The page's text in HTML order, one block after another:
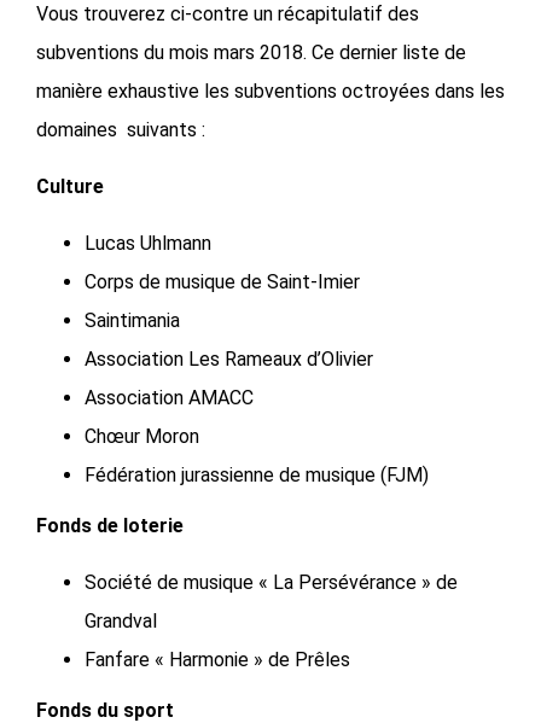
Vous trouverez ci-contre un récapitulatif des
subventions du mois mars 2018. Ce dernier liste de
manière exhaustive les subventions octroyées dans les
domaines suivants :
Culture
Lucas Uhlmann
Corps de musique de Saint-Imier
Saintimania
Association Les Rameaux d’Olivier
Association AMACC
Chœur Moron
Fédération jurassienne de musique (FJM)
Fonds de loterie
Société de musique « La Persévérance » de
Grandval
Fanfare « Harmonie » de Prêles
Fonds du sport